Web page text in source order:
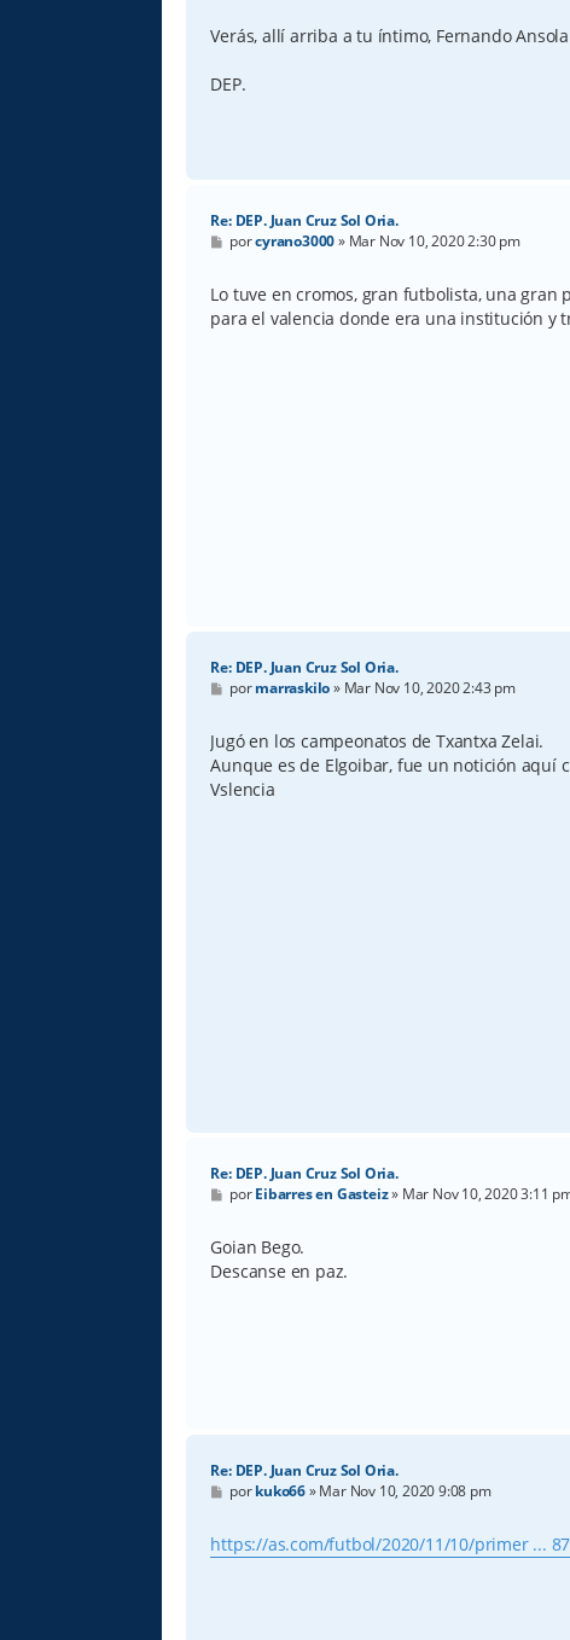
Verás, allí arriba a tu íntimo, Fernando
DEP.
Re: DEP. Juan Cruz Sol Oria.
M
e
s
a
j
porcyrano3000» Mar Nov 10, 2020 2:30 pm
Lo tuve en cromos, gran futbolista, una gran
para el valencia donde era una institución y
Re: DEP. Juan Cruz Sol Oria.
M
e
s
a
j
e
pormarraskilo» Mar Nov 10, 2020 2:43 pm
Jugó en los campeonatos de Txantxa Zelai.
Aunque es de Elgoibar, fue un notición aquí
Vslencia
Re: DEP. Juan Cruz Sol Oria.
M
e
s
a
j
porEibarres en Gasteiz» Mar Nov 10, 2020 3:11
Goian Bego.
Descanse en paz.
Re: DEP. Juan Cruz Sol Oria.
M
e
s
a
porkuko66»Mar Nov 10, 2020 9:08 pm
https://as.com/futbol/2020/11/10/primer ...